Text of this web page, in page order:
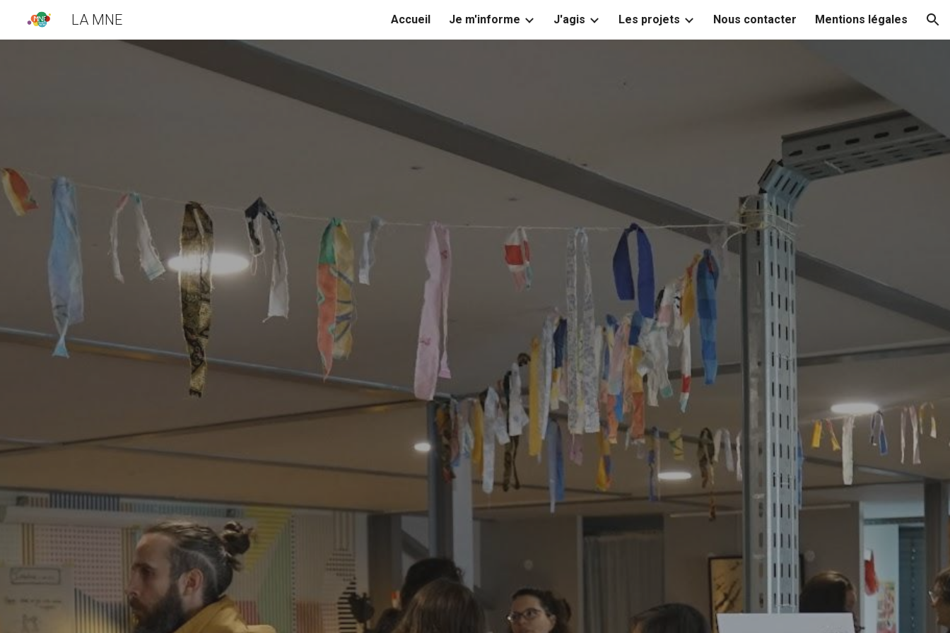
Skip to main content Skip to navigation
LA MNE Accueil Je m'informe J'agis Les projets Nous contacter Mentions légales